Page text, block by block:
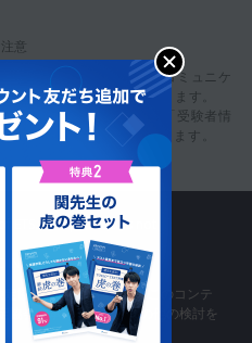
意
般財団法人 国際ビジネスコミュニケ
オンラインテストになります。
申し込み後、メールにて「受験者情
サイト内での受験となります。
要になります。
ETS. This product is not
協会の登録商標です。このコンテ
協会の承認や推奨、その他の検討を